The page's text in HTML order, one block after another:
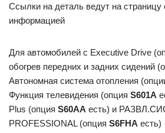
Ссылки на деталь ведут на страницу
информацией
Для автомобилей с Executive Drive
обогрев передних и задних сидений
Автономная система отопления
Функция телевидения (опция S601A
Plus (опция S60AA есть) и
PROFESSIONAL (опция S6FHA есть)